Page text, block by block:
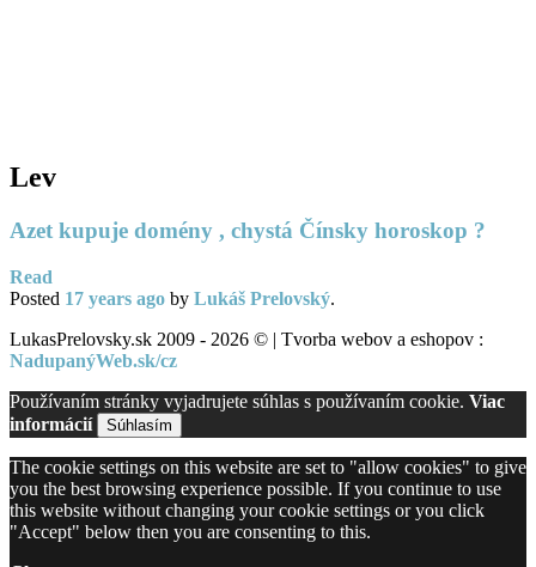
Lev
Azet kupuje domény , chystá Čínsky horoskop ?
Read
Posted 17 years ago by Lukáš Prelovský.
LukasPrelovsky.sk 2009 - 2026 © | Tvorba webov a eshopov :
NadupanýWeb.sk/cz
Používaním stránky vyjadrujete súhlas s používaním cookie. Viac
informácií
Súhlasím
The cookie settings on this website are set to "allow cookies" to give
you the best browsing experience possible. If you continue to use
this website without changing your cookie settings or you click
"Accept" below then you are consenting to this.